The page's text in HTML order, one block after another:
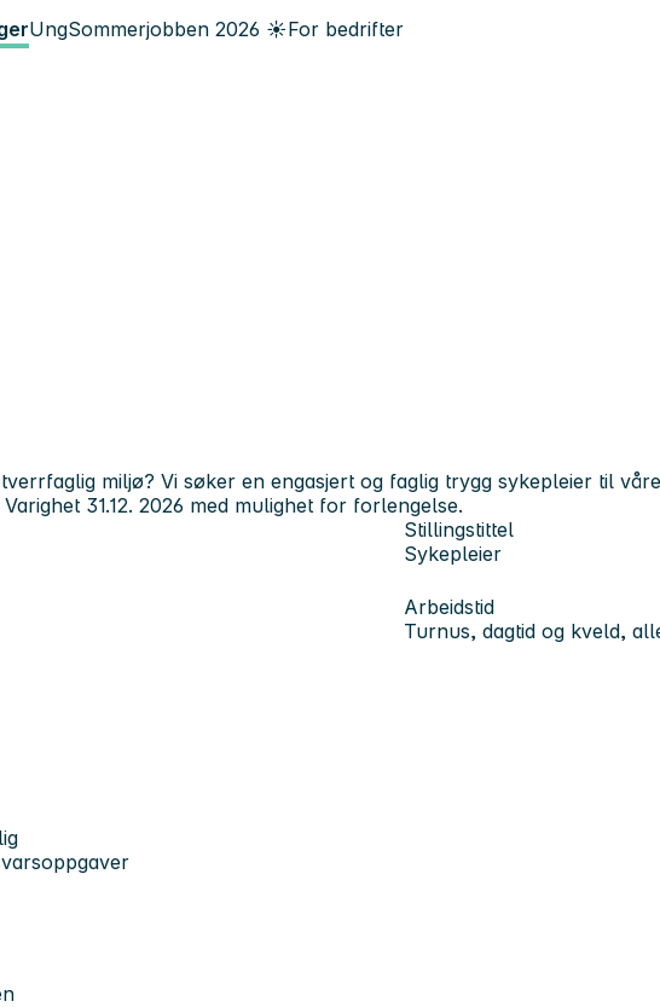
UngSommerjobben 2026 ☀️For bedrifter
miljø? Vi søker en engasjert og faglig trygg sykepleier til
31.12. 2026 med mulighet for forlengelse.
Stillingstittel
Sykepleier
Arbeidstid
Turnus, dagtid og kveld,